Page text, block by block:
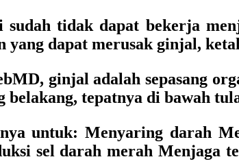
tidak dapat bekerja
yang dapat merusak ginjal,
ginjal adalah sepasang
tepatnya di bawah
untuk: Menyaring darah
sel darah merah Menjaga